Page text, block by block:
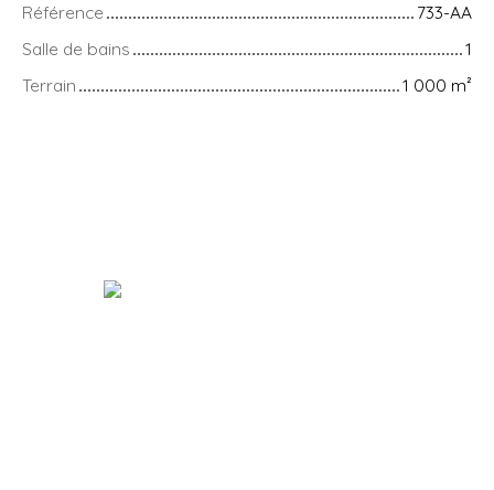
Référence
733-AA
Salle de bains
1
Terrain
1 000 m²